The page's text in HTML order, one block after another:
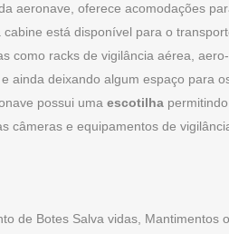
aeronave, oferece acomodações
está disponível para o
como racks de vigilância aérea,
ainda deixando algum espaço para
possui uma escotilha
câmeras e equipamentos de
de Botes Salva vidas,